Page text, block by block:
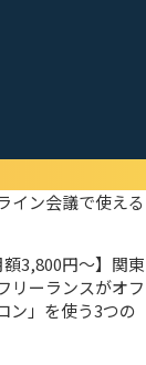
イン会議で使える
額3,800円〜】関東
リーランスがオフ
ン」を使う3つの